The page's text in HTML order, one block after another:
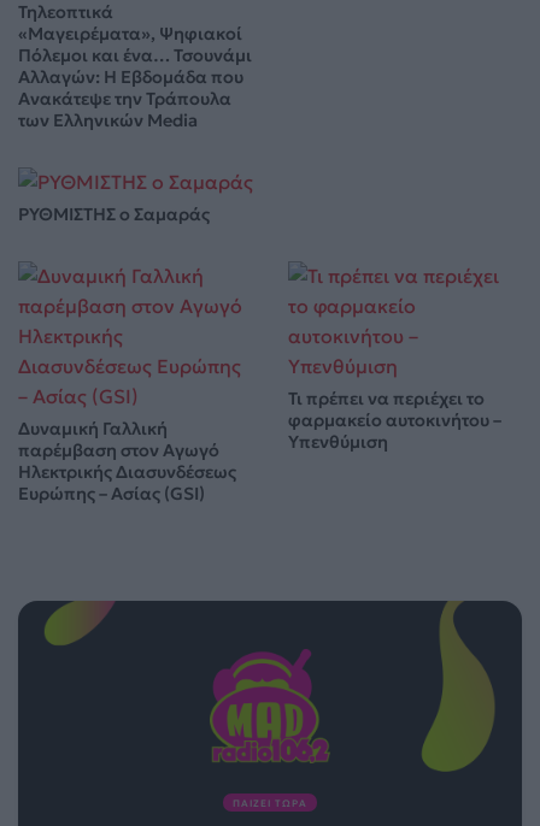
Τηλεοπτικά
«Μαγειρέματα», Ψηφιακοί
Πόλεμοι και ένα… Τσουνάμι
Αλλαγών: Η Εβδομάδα που
Ανακάτεψε την Τράπουλα
των Ελληνικών Media
ΡΥΘΜΙΣΤΗΣ ο Σαμαράς
Δυναμική Γαλλική
παρέμβαση στον Αγωγό
Ηλεκτρικής Διασυνδέσεως
Ευρώπης – Ασίας (GSI)
Τι πρέπει να περιέχει το
φαρμακείο αυτοκινήτου –
Υπενθύμιση
ΠΑΙΖΕΙ ΤΩΡΑ